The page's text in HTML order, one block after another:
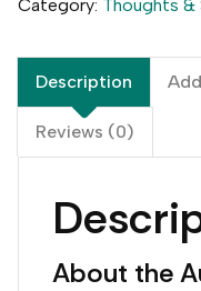
Category: Thoughts &
Description
Reviews (0)
About the